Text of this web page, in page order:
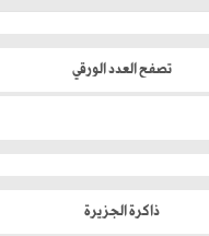
تصفح العدد الورقي
ذاكرة الجزيرة